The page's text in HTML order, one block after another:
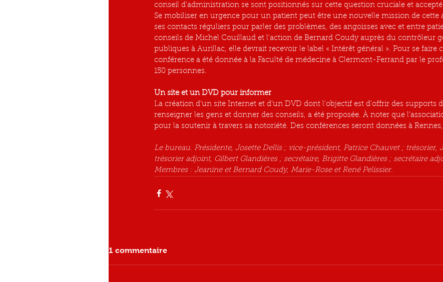
conseil d'administration se sont positionnés sur cette question cruciale et
Se mobiliser en urgence pour un patient peut être une nouvelle mission de cette
ses contacts réguliers pour parler des problèmes, des angoisses avec et entre
conseils de Michel Couillaud et l'action de Bernard Coudy auprès du contrôleur
publiques à Aurillac, elle devrait recevoir le label « Intérêt général ». Pour se faire
conférence a été donnée à la Faculté de médecine à Clermont-Ferrand par le
150 personnes.
Un site et un DVD pour informer
La création d'un site Internet et d'un DVD dont l'objectif est d'offrir des supports
renseigner les gens et donner des conseils, a été proposée. À noter que
pour la soutenir à travers sa notoriété. Des conférences seront données à
Le bureau. Présidente, Josette Dellis ; vice-président, Patrice Chauvet ; trésorier,
trésorier adjoint, Gilbert Glandières ; secrétaire, Brigitte Glandières ; secrétaire
Membres : Jeanine et Bernard Coudy, Marie-Rose et René Pelissier.
1 commentaire